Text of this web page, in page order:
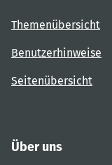
Themenübersicht
Benutzerhinweise
Seitenübersicht
Über uns